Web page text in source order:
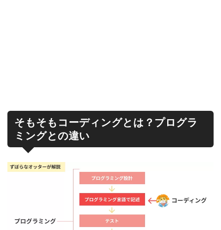
そもそもコーディングとは？プログラ
ミングとの違い